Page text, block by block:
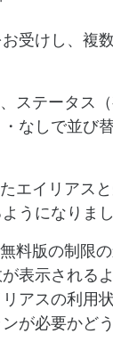
受けし、複
ステータス
なしで並び
エイリアス
うになりまし
料版の制限
表示される
アスの利用
が必要かど